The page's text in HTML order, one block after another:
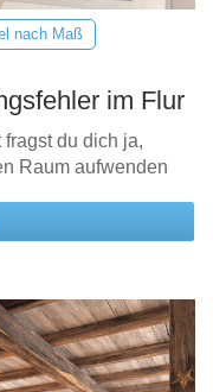
nach Maß
im Flur
fragst du dich ja,
Raum aufwenden